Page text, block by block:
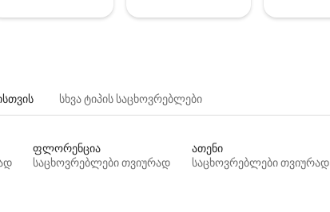
სხვა ტიპის საცხოვრებლები
ფლორენცია
საცხოვრებლები თვიურად
ათენი
საცხოვრებლები თვიურად